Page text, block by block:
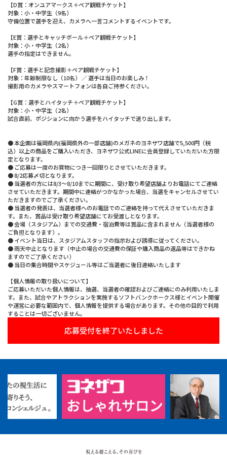
【D賞：オンユアマークス＋ペア観戦チケット】
対象：小・中学生（9名）
守備位置で選手を迎え、カメラへ一言コメントするイベントです。
【E賞：選手とキャッチボール＋ペア観戦チケット】
対象：小・中学生（2名）
選手の指定はできません。
【F賞：選手と記念撮影＋ペア観戦チケット】
対象：年齢制限なし（10名） ／ 選手は当日のお楽しみ！
撮影用のカメラやスマートフォンは各自ご持参ください。
【G賞：選手とハイタッチ＋ペア観戦チケット】
対象：小・中学生（2名）
試合直前、ポジションに向かう選手をハイタッチで送り出します。
● 本企画は福岡県内(福岡県外の一部店舗)のメガネのヨネザワ店舗で5,500円（税
込）以上の商品をご購入いただき、ヨネザワ公式LINEに会員登録していただいた方限
定となります。
● ご応募は一度のお買物につき一回限りとさせていただきます。
● 8/2応募〆切となります。
● 当選者の方には8/3～8/10までに期間に、受け取り希望店舗よりお電話にてご連絡
させていただきます。期間中に連絡がつかなかった場合、当選をキャンセルさせてい
ただきますのでご了承ください。
● 当選者の発表は、当選者様へのお電話でのご連絡を持って代えさせていただきま
す。また、賞品は受け取り希望店舗にてお受渡しとなります。
● 会場（スタジアム）までの交通費・宿泊費等は賞品に含まれません（当選者様の
ご負担となります）。
● イベント当日は、スタジアムスタッフの指示および誘導に従ってください。
● 雨天中止となります（中止の場合の交通費の保証や購入商品の返品等はできかね
ますのでご了承ください）
● 当日の集合時間やスケジュール等はご当選者に後日連絡いたします
【個人情報の取り扱いについて】
ご応募いただいた個人情報は、抽選、当選者の確認およびご連絡にのみ利用いたしま
す。また、試合やアトラクションを実施するソフトバンクホークス様とイベント開催
や運営に必要な範囲内で、個人情報を提供する場合があります。その他の目的で利用
することは一切ございません。
応募受付を終了いたしました